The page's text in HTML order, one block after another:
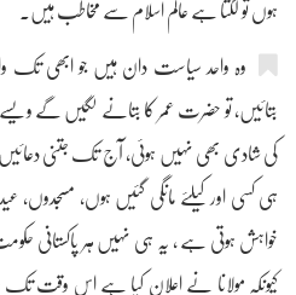
ہوں تو لگتا ہے عالم اسلام سے مخاطب ہیں۔
وہ واحد سیاست دان ہیں جو ابھی تک
بتائیں، تو حضرت عمر کا بتانے لگیں گے
کی شادی بھی نہیں ہوئی، آج تک جتنی دعائیں
ہی کسی اور کیلئے مانگی گئیں ہوں، مسجدوں،
خواہش ہوتی ہے ، یہ ہی نہیں ہر پاکستانی
کیونکہ مولانا نے اعلان کیا ہے اس